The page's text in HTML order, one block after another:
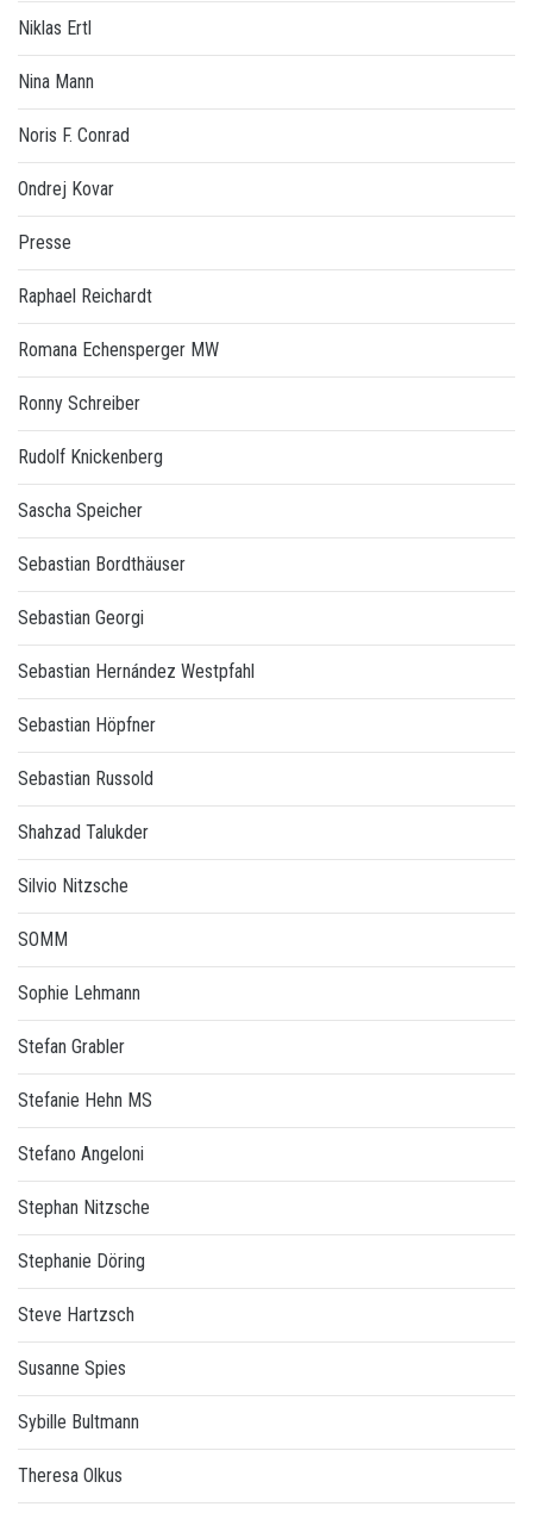
Niklas Ertl
Nina Mann
Noris F. Conrad
Ondrej Kovar
Presse
Raphael Reichardt
Romana Echensperger MW
Ronny Schreiber
Rudolf Knickenberg
Sascha Speicher
Sebastian Bordthäuser
Sebastian Georgi
Sebastian Hernández Westpfahl
Sebastian Höpfner
Sebastian Russold
Shahzad Talukder
Silvio Nitzsche
SOMM
Sophie Lehmann
Stefan Grabler
Stefanie Hehn MS
Stefano Angeloni
Stephan Nitzsche
Stephanie Döring
Steve Hartzsch
Susanne Spies
Sybille Bultmann
Theresa Olkus